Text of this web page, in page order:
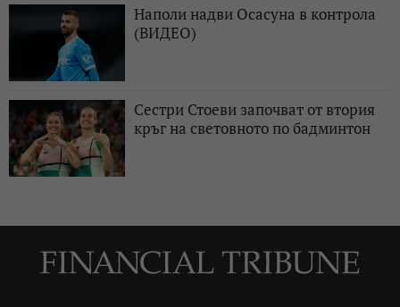
Наполи надви Осасуна в контрола
(ВИДЕО)
Сестри Стоеви започват от втория
кръг на световното по бадминтон